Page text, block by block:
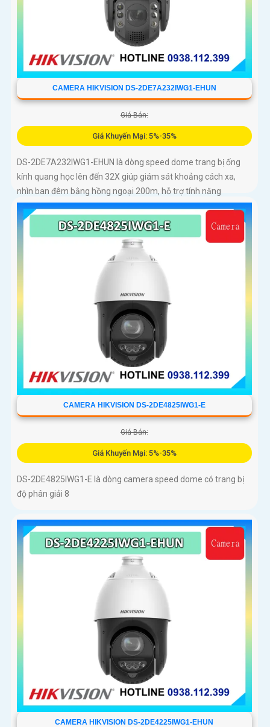
CAMERA HIKVISION DS-2DE7A232IWG1-EHUN
Giá Bán:
Giá Khuyến Mại: 5%-35%
DS-2DE7A232IWG1-EHUN là dòng speed dome trang bị ống
kính quang học lên đến 32X giúp giám sát khoảng cách xa,
nhìn ban đêm bằng hồng ngoại 200m, hỗ trợ tính năng
AcuSense nâng cao hiệu quả giám sát an ninh, có tốc độ lấy
nét cao nhờ công nghệ Self-learning
CAMERA HIKVISION DS-2DE4825IWG1-E
Giá Bán:
Giá Khuyến Mại: 5%-35%
DS-2DE4825IWG1-E là dòng camera speed dome có trang bị
độ phân giải 8
CAMERA HIKVISION DS-2DE4225IWG1-EHUN